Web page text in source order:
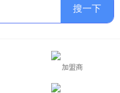
加盟商